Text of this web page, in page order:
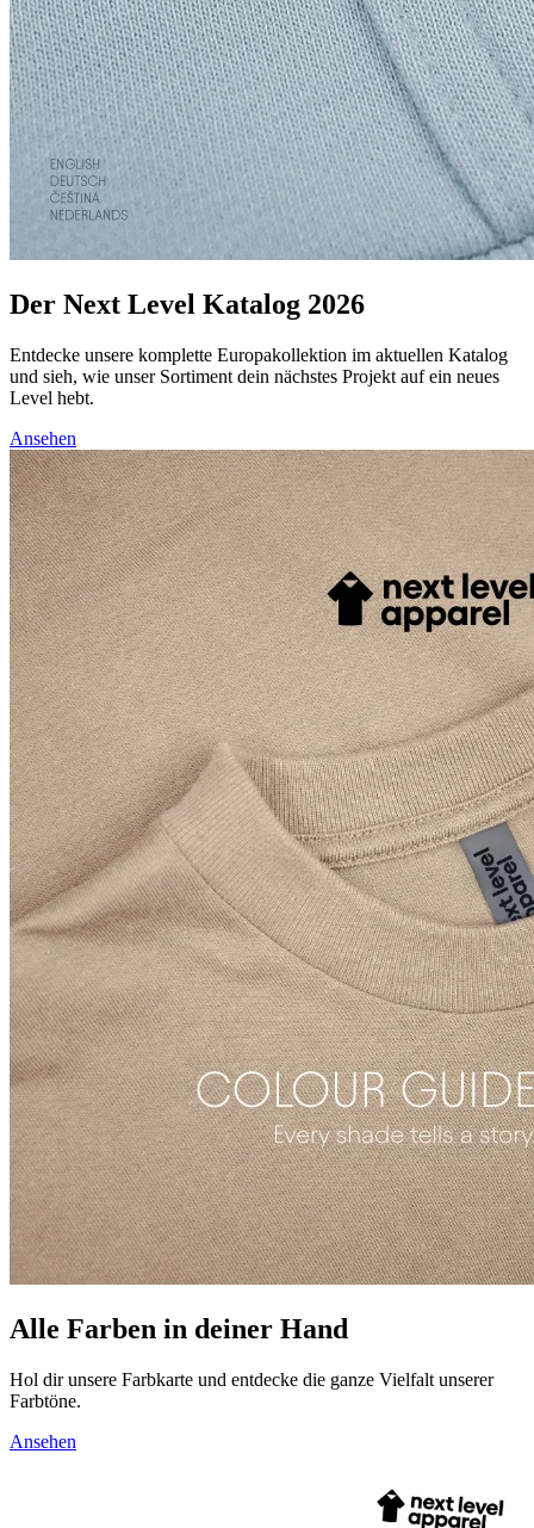
Der Next Level Katalog 2026
Entdecke unsere komplette Europakollektion im aktuellen Katalog
und sieh, wie unser Sortiment dein nächstes Projekt auf ein neues
Level hebt.
Ansehen
Alle Farben in deiner Hand
Hol dir unsere Farbkarte und entdecke die ganze Vielfalt unserer
Farbtöne.
Ansehen